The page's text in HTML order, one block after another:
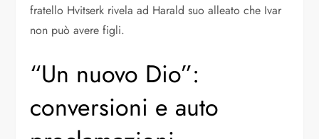
fratello Hvitserk rivela ad Harald suo alleato che Ivar
non può avere figli.
“Un nuovo Dio”:
conversioni e auto